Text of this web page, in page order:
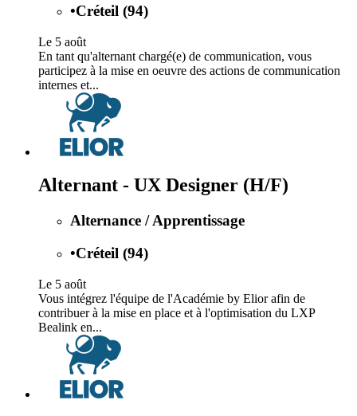
•Créteil (94)
Le 5 août
En tant qu'alternant chargé(e) de communication, vous
participez à la mise en oeuvre des actions de communication
internes et...
Alternant - UX Designer (H/F)
Alternance / Apprentissage
•Créteil (94)
Le 5 août
Vous intégrez l'équipe de l'Académie by Elior afin de
contribuer à la mise en place et à l'optimisation du LXP
Bealink en...